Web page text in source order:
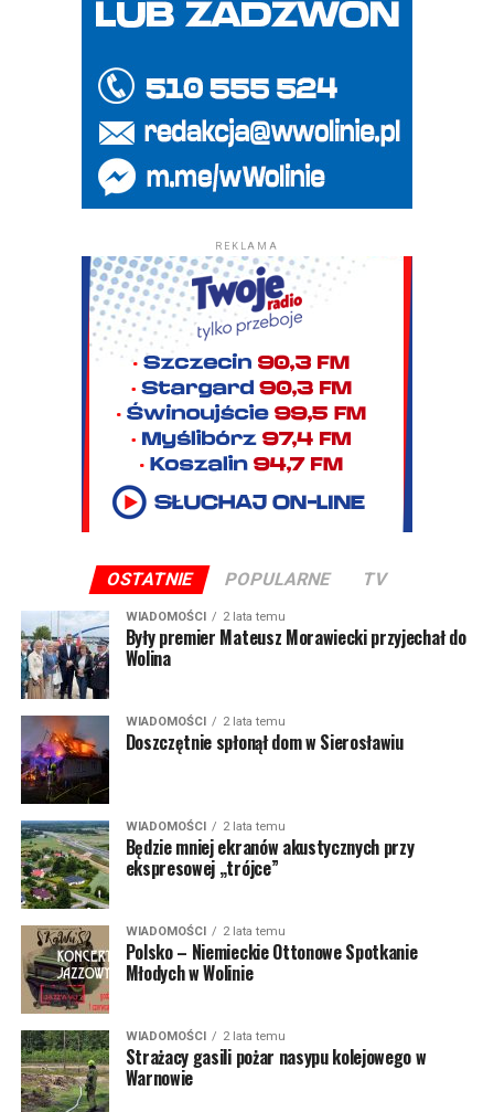
REKLAMA
OSTATNIE POPULARNE TV
WIADOMOŚCI 2 lata temu
Były premier Mateusz Morawiecki przyjechał do
Wolina
WIADOMOŚCI 2 lata temu
Doszczętnie spłonął dom w Sierosławiu
WIADOMOŚCI 2 lata temu
Będzie mniej ekranów akustycznych przy
ekspresowej „trójce”
WIADOMOŚCI 2 lata temu
Polsko – Niemieckie Ottonowe Spotkanie
Młodych w Wolinie
WIADOMOŚCI 2 lata temu
Strażacy gasili pożar nasypu kolejowego w
Warnowie